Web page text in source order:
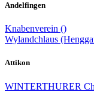
Andelfingen
Knabenverein ()
Wylandchlaus
Attikon
WINTERTHURER